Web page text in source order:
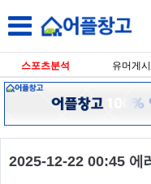
스포츠분석 유머게
2025-12-22 00:45 에